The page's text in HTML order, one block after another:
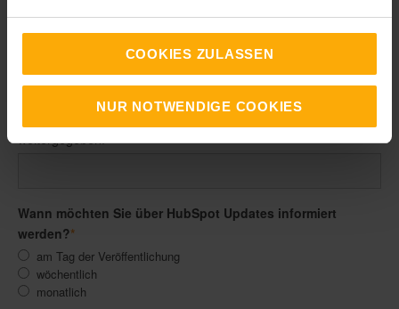
COOKIES ZULASSEN
NUR NOTWENDIGE COOKIES
Blog per E-Mail abonnieren!
E-Mail Adresse*
weitergegeben!
Wann möchten Sie über HubSpot Updates informiert
werden?*
am Tag der Veröffentlichung
wöchentlich
monatlich